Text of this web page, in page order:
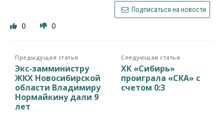
Подписаться на новости
0 0
Предыдущая статья
Экс-замминистру
ЖКХ Новосибирской
области Владимиру
Нормайкину дали 9
лет
Следующая статья
ХК «Сибирь»
проиграла «СКА» с
счетом 0:3